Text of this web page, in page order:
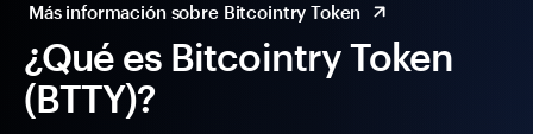
¿Qué es Bitcointry Token
(BTTY)?
Más información sobre Bitcointry Token